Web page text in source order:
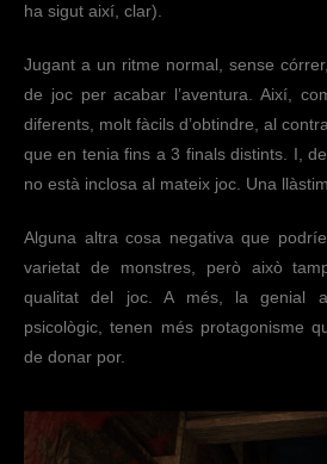
ha sigut així, clar).
Jugant a un ritme normal, sense
de joc per acabar l’aventura. Així,
diferents, molt fàcils d’obtindre, al
que en tenia fins a 3 finals distints. I,
no està inclosa al mateix joc. Una
Alguna altra cosa negativa que
varietat de monstres, però això
qualitat del joc. A més, la genial
psicològic, tenen més protagonisme
de donar por.